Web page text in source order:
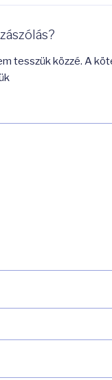
tesszük közzé. A